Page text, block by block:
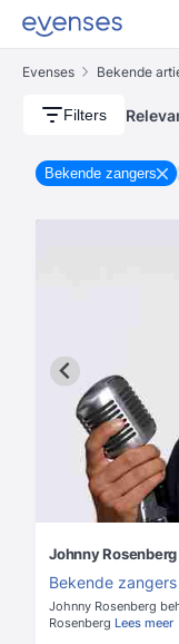
Evenses Bekende
Filters
Bekende zangers
Johnny
Bekende zangers
Johnny Rosenberg
Rosenberg Lees meer